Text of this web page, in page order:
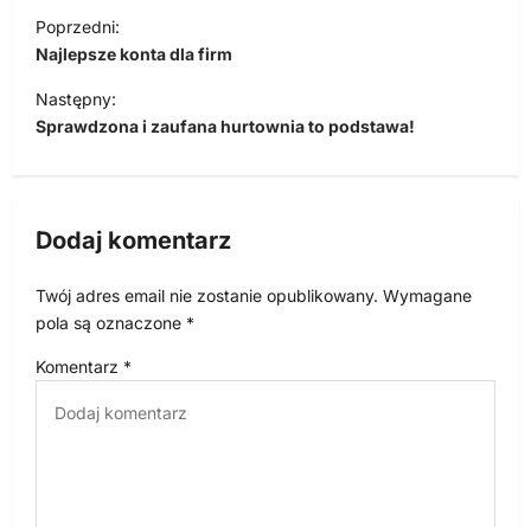
a
w
i
c
a
w
p
Poprzedni:
Najlepsze konta dla firm
Następny:
Sprawdzona i zaufana hurtownia to podstawa!
Dodaj komentarz
Twój adres email nie zostanie opublikowany. Wymagane
pola są oznaczone *
Komentarz *